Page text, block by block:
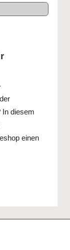
In diesem
einen